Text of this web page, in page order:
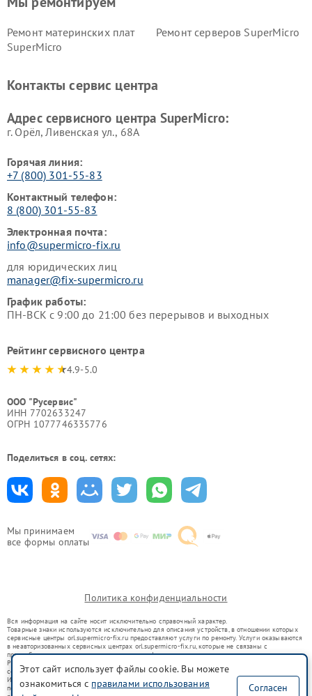
Мы принимаем
все формы оплаты
Ремонт материнских плат
SuperMicro
Ремонт серверов SuperMicro
Контакты сервис центра
Адрес сервисного центра SuperMicro:
г. Орёл, Ливенская ул., 68А
Горячая линия:
+7 (800) 301-55-83
Контактный телефон:
8 (800) 301-55-83
Электронная почта:
info@supermicro-fix.ru
для юридических лиц
manager@fix-supermicro.ru
График работы:
ПН-ВСК с 9:00 до 21:00 без перерывов и выходных
Рейтинг сервисного центра
4.9-5.0
ООО "Русервис"
ИНН 7702633247
ОГРН 1077746335776
Поделиться в соц. сетях:
Политика конфиденциальности
Вся информация на сайте носит исключительно справочный характер.
Товарные знаки используются исключительно для описания устройств, в отношении которых
сервисные центры orl.supermicro-fix.ru предоставляют услуги по ремонту. Услуги оказываются
в неавторизованных сервисных центрах orl.supermicro-fix.ru, которые не связаны с
правообладателями товарных знаков или их официальными представителями.
Ремонт осуществляется для устройств, уже введенных в гражданский оборот в соответствии
со статьей 1487 ГК РФ.
Использование товарных знаков не преследует цели индивидуализации услуг или введения
потребителей в заблуждение, а служит для информирования о предоставляемых услугах по
Этот сайт использует файлы cookie. Вы можете
ознакомиться с правилами использования
Согласен